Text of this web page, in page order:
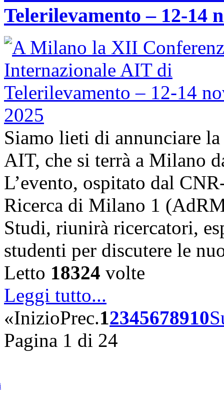
Telerilevamento – 12-14
Siamo lieti di annunciare
AIT, che si terrà a Milano
L’evento, ospitato dal
Ricerca di Milano 1
Studi, riunirà ricercatori,
studenti per discutere le
Letto 18324 volte
Leggi tutto...
«InizioPrec.12345678910
Pagina 1 di 24